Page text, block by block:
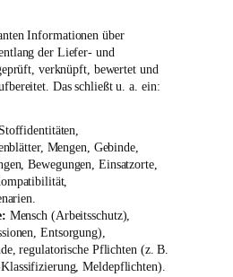
Informationen über
der Liefer- und
verknüpft, bewertet und
Das schließt u. a. ein:
Stoffidentitäten,
Mengen, Gebinde,
Bewegungen, Einsatzorte,
Mensch (Arbeitsschutz),
Entsorgung),
regulatorische Pflichten (z. B.
Meldepflichten).